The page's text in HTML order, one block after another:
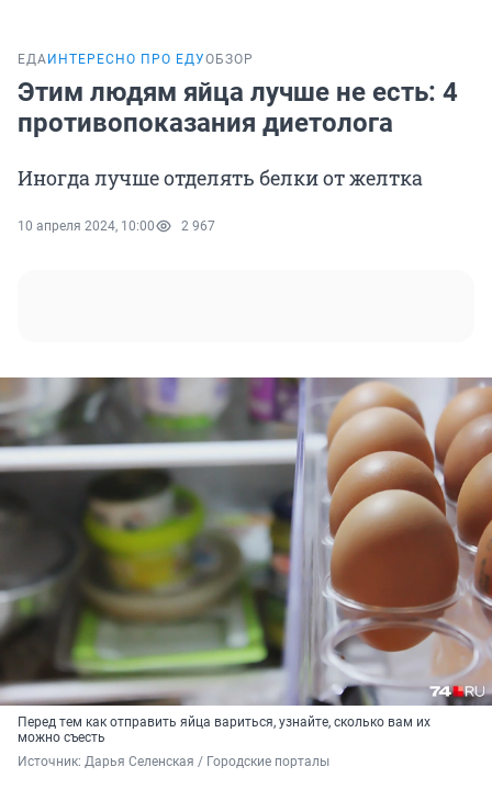
ЕДА ИНТЕРЕСНО ПРО ЕДУОБЗОР
Этим людям яйца лучше не есть: 4
противопоказания диетолога
Иногда лучше отделять белки от желтка
10 апреля 2024, 10:00 2 967
Перед тем как отправить яйца вариться, узнайте, сколько вам их
можно съесть
Источник: Дарья Селенская / Городские порталы